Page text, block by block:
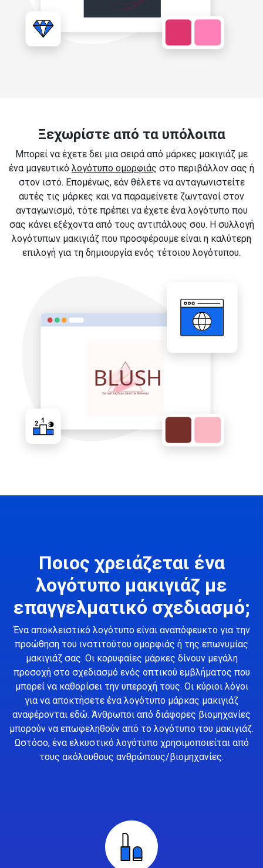
Ξεχωρίστε από τα υπόλοιπα
Μπορεί να έχετε δει μια σειρά από μάρκες μακιγιάζ με
ένα μαγευτικό λογότυπο ομορφιάς στο περιβάλλον σας ή
στον ιστό. Επομένως, εάν θέλετε να ανταγωνιστείτε
αυτές τις μάρκες και να παραμείνετε ζωντανοί στον
ανταγωνισμό, τότε πρέπει να έχετε ένα λογότυπο που
σας κάνει εξέχοντα από τους αντιπάλους σου. Η συλλογή
λογότυπων μακιγιάζ που προσφέρουμε είναι η καλύτερη
επιλογή για τη δημιουργία ενός τέτοιου λογότυπου.
Ποιος χρειάζεται ένα
λογότυπο μακιγιάζ με
επαγγελματικό σχεδιασμό;
Ένα αποκλειστικό λογότυπο είναι αναπόφευκτο για την
προώθηση του ινστιτούτου ομορφιάς ή της επωνυμίας
μακιγιάζ σας. Οι κορυφαίες μάρκες δίνουν μεγάλη
προσοχή στο σχεδιασμό ενός οπτικού εμβλήματος που
μπορεί να καθορίσει την υπεροχή τους. Οι κύριοι λόγοι
για να αποκτήσετε ένα λογότυπο μάρκας μακιγιάζ
αναφέρονται εδώ. Άνθρωποι από διάφορες βιομηχανίες
μπορούν να επωφεληθούν από το λογότυπο του μακιγιάζ.
Ωστόσο, ένα ελκυστικό λογότυπο χρησιμοποιείται από
τους ακόλουθους ανθρώπους/βιομηχανίες.